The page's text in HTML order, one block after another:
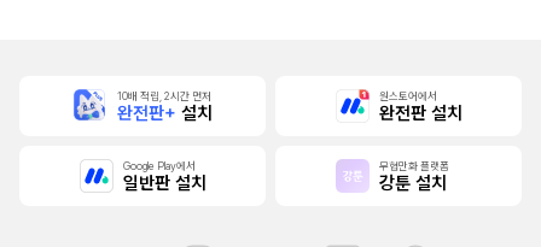
10배 적립, 2시간 먼저
완전판+ 설치
원스토어에서
완전판 설치
Google Play에서
일반판 설치
무협만화 플랫폼
강툰 설치